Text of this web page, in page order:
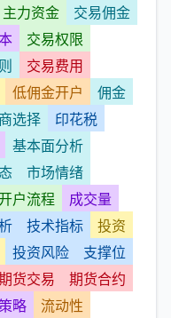
主力资金
交易佣金
交易权限
交易费用
低佣金开户
佣金
选择
印花税
基本面分析
市场情绪
户流程
成交量
技术指标
投资
投资风险
支撑位
货交易
期货合约
略
流动性